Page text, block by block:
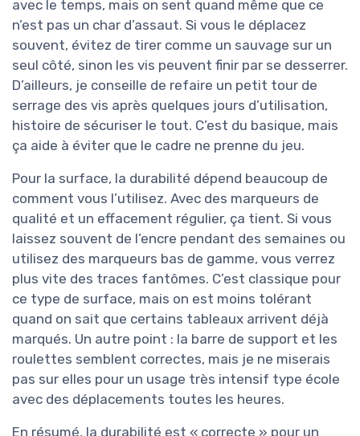
avec le temps, mais on sent quand même que ce
n’est pas un char d’assaut. Si vous le déplacez
souvent, évitez de tirer comme un sauvage sur un
seul côté, sinon les vis peuvent finir par se desserrer.
D’ailleurs, je conseille de refaire un petit tour de
serrage des vis après quelques jours d’utilisation,
histoire de sécuriser le tout. C’est du basique, mais
ça aide à éviter que le cadre ne prenne du jeu.
Pour la surface, la durabilité dépend beaucoup de
comment vous l’utilisez. Avec des marqueurs de
qualité et un effacement régulier, ça tient. Si vous
laissez souvent de l’encre pendant des semaines ou
utilisez des marqueurs bas de gamme, vous verrez
plus vite des traces fantômes. C’est classique pour
ce type de surface, mais on est moins tolérant
quand on sait que certains tableaux arrivent déjà
marqués. Un autre point : la barre de support et les
roulettes semblent correctes, mais je ne miserais
pas sur elles pour un usage très intensif type école
avec des déplacements toutes les heures.
En résumé, la durabilité est « correcte » pour un